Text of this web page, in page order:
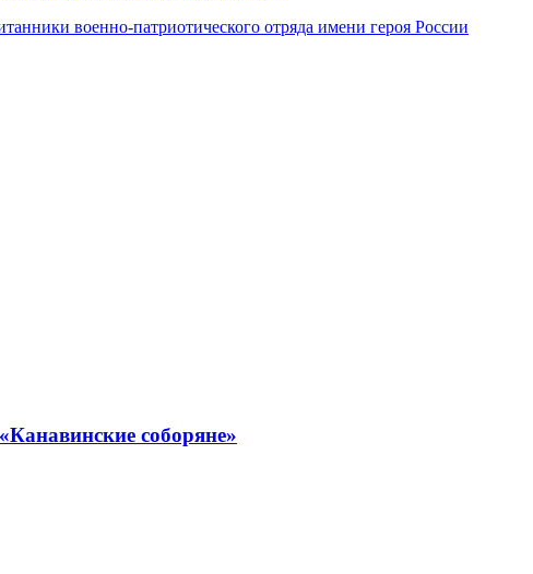
военно-патриотического отряда имени героя России
соборяне»